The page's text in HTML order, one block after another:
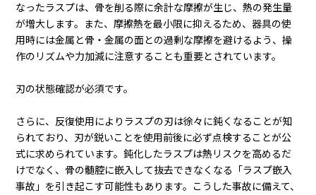
なったラスプは、骨を削る際に余計な摩擦が生じ、熱の発生量
が増大します。また、摩擦熱を最小限に抑えるため、器具の使
用時には金属と骨・金属の面との過剰な摩擦を避けるよう、操
作のリズムや力加減に注意することも重要とされています。
刃の状態確認が必須です。
さらに、反復使用によりラスプの刃は徐々に鈍くなることが知
られており、刃が鋭いことを使用前後に必ず点検することが公
式に求められています。鈍化したラスプは熱リスクを高めるだ
けでなく、骨の髄腔に嵌入して抜去できなくなる「ラスプ嵌入
事故」を引き起こす可能性もあります。こうした事故に備えて、